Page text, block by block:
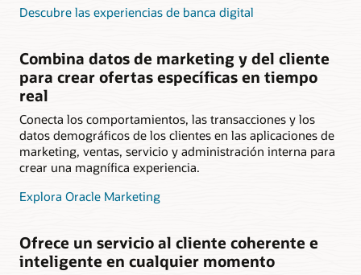
Descubre las experiencias de banca digital
Combina datos de marketing y del cliente
para crear ofertas específicas en tiempo
real
Conecta los comportamientos, las transacciones y los
datos demográficos de los clientes en las aplicaciones de
marketing, ventas, servicio y administración interna para
crear una magnífica experiencia.
Explora Oracle Marketing
Ofrece un servicio al cliente coherente e
inteligente en cualquier momento